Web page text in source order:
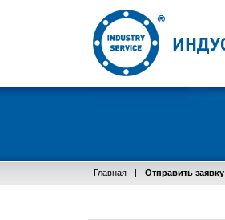
Главная | Отправить заявку